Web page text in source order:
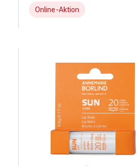
Online-Aktion